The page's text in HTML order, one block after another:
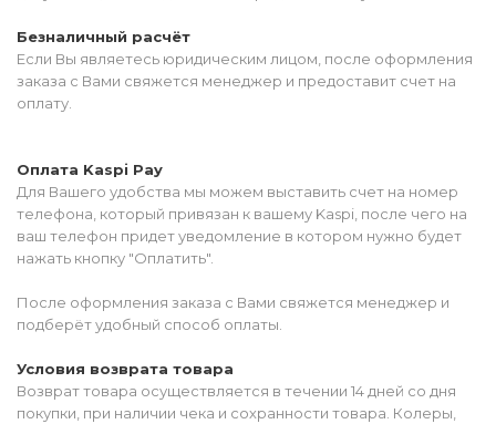
Безналичный расчёт
Если Вы являетесь юридическим лицом, после оформления
заказа с Вами свяжется менеджер и предоставит счет на
оплату.
Оплата Kaspi Pay
Для Вашего удобства мы можем выставить счет на номер
телефона, который привязан к вашему Kaspi, после чего на
ваш телефон придет уведомление в котором нужно будет
нажать кнопку "Оплатить".
После оформления заказа с Вами свяжется менеджер и
подберёт удобный способ оплаты.
Условия возврата товара
Возврат товара осуществляется в течении 14 дней со дня
покупки, при наличии чека и сохранности товара. Колеры,